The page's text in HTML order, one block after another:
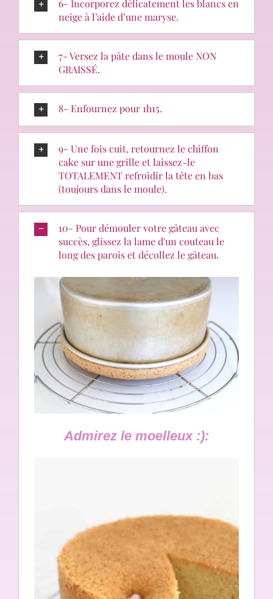
6- Incorporez délicatement les blancs en
neige à l’aide d’une maryse.
7- Versez la pâte dans le moule NON
GRAISSÉ.
8- Enfournez pour 1h15.
9- Une fois cuit, retournez le chiffon
cake sur une grille et laissez-le
TOTALEMENT refroidir la tête en bas
(toujours dans le moule).
10- Pour démouler votre gâteau avec
succès, glissez la lame d'un couteau le
long des parois et décollez le gâteau.
Admirez le moelleux :):